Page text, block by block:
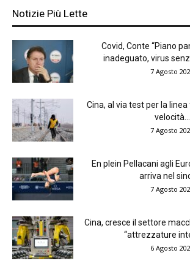
Notizie Più Lette
Covid, Conte “Piano
inadeguato, virus
7 Agosto
Cina, al via test per la
velocità...
7 Agosto
En plein Pellacani agli
arriva nel
7 Agosto
Cina, cresce il settore
“attrezzature
6 Agosto